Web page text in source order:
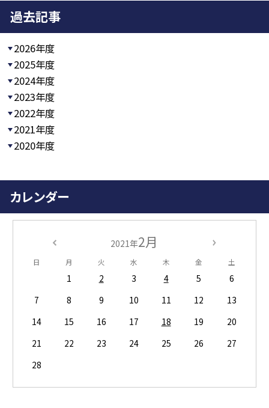
過去記事
2026年度
2025年度
2024年度
2023年度
2022年度
2021年度
2020年度
カレンダー
2021年2月
日 月 火 水 木 金 土
1 2 3 4 5
6
7
8 9 10 11 12
13
14
15 16 17 18 19
20
21
22 23 24 25 26
27
28